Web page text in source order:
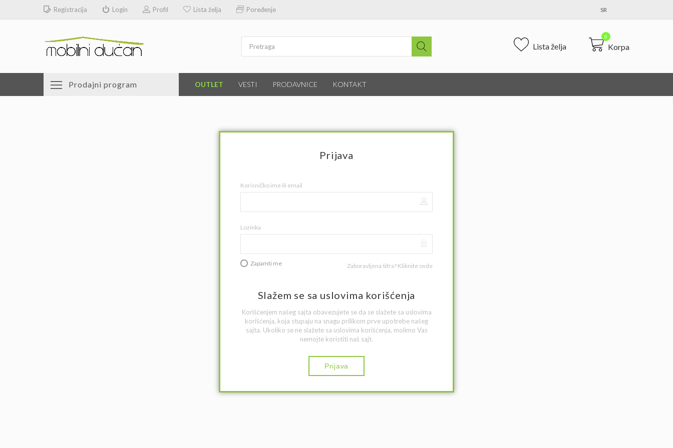
Registracija Login Profil Lista želja Poređenje SR
Korpa
0
Lista želja
Prodajni program OUTLET VESTI PRODAVNICE KONTAKT
Prijava
Korisničko ime ili email
Lozinka
Zapamti me Zaboravljena šifra? Kliknite ovde
Slažem se sa uslovima korišćenja
Korišćenjem našeg sajta obavezujete se da se slažete sa uslovima
korišćenja, koja stupaju na snagu prilikom prve upotrebe našeg
sajta. Ukoliko se ne slažete sa uslovima korišćenja, molimo Vas
nemojte koristiti naš sajt.
Prijava